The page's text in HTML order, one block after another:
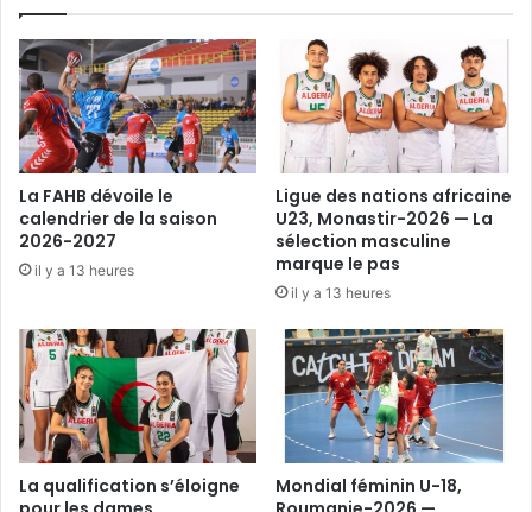
La FAHB dévoile le
calendrier de la saison
2026-2027
il y a 13 heures
Ligue des nations africaine
U23, Monastir-2026 — La
sélection masculine
marque le pas
il y a 13 heures
La qualification s’éloigne
Mondial féminin U-18,